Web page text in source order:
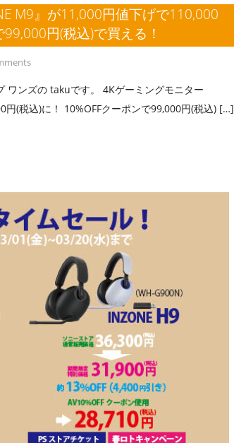
M9』が11,000円値下げで110,000
円(税込)で買える！
ンズの takuです。 4Kゲーミングモニター
円(税込)に！ 10%OFFクーポンで99,000円(税込) […]